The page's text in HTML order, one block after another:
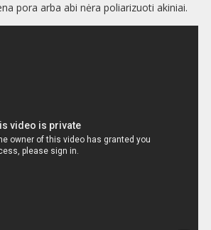
pora arba abi nėra poliarizuoti akiniai.